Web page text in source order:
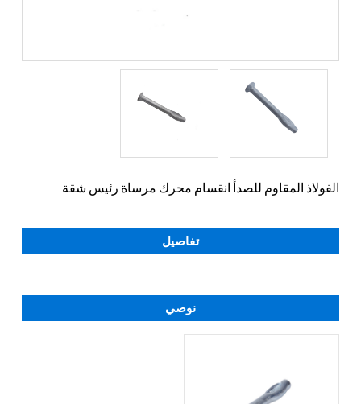
الفولاذ المقاوم للصدأ انقسام محرك مرساة رئيس شقة
تفاصيل
نوصي